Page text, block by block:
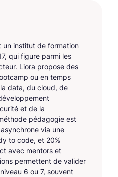
un institut de formation
qui figure parmi les
Liora propose des
ou en temps
data, du cloud, de
et de la
pédagogie est
via une
to code, et 20%
avec mentors et
permettent de valider
6 ou 7, souvent